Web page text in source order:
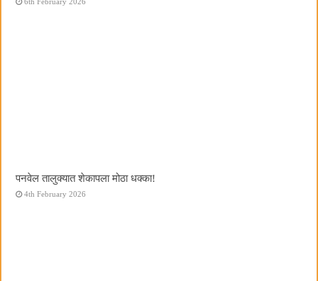
पनवेल तालुक्यात शेकापला मोठा धक्का!
4th February 2026